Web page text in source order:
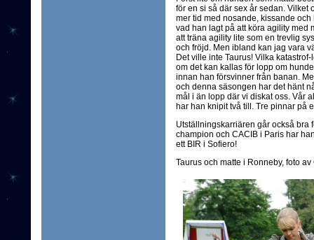
för en si så där sex år sedan. Vilket
mer tid med nosande, kissande
vad han lagt på att köra agility med
att träna agility lite som en trevlig
och fröjd. Men ibland kan jag vara
Det ville inte Taurus! Vilka
om det kan kallas för lopp om
innan han försvinner från banan.
och denna säsongen har det hänt
mål i än lopp där vi diskat oss. Vår
har han knipit två till. Tre pinnar på
Utställningskarriären går också bra
champion och CACIB i Paris har
ett BIR i Sofiero!
Taurus och matte i Ronneby, foto